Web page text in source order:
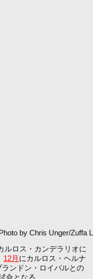
by Chris Unger/Zuffa
ルロス・カンデラリオに
12月 にカルロス・ヘルナ
ンドン・ロイバルとの